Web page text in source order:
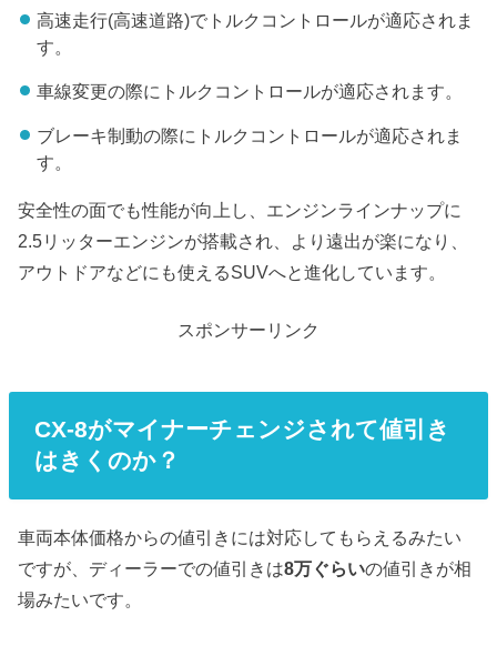
高速走行(高速道路)でトルクコントロールが適応されま
す。
車線変更の際にトルクコントロールが適応されます。
ブレーキ制動の際にトルクコントロールが適応されま
す。
安全性の面でも性能が向上し、エンジンラインナップに
2.5リッターエンジンが搭載され、より遠出が楽になり、
アウトドアなどにも使えるSUVへと進化しています。
スポンサーリンク
CX-8がマイナーチェンジされて値引き
はきくのか？
車両本体価格からの値引きには対応してもらえるみたい
ですが、ディーラーでの値引きは8万ぐらいの値引きが相
場みたいです。